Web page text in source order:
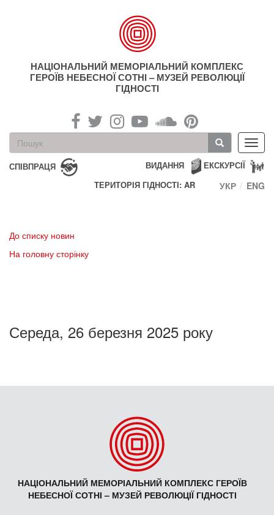
НАЦІОНАЛЬНИЙ МЕМОРІАЛЬНИЙ КОМПЛЕКС
ГЕРОЇВ НЕБЕСНОЇ СОТНІ – МУЗЕЙ РЕВОЛЮЦІЇ
ГІДНОСТІ
Пошукова
форма
Пошук
СПІВПРАЦЯ ЕКСКУРСІЇ
ВИДАННЯ
ТЕРИТОРІЯ ГІДНОСТІ: AR
УКР ENG
До списку новин
На головну сторінку
Середа, 26 березня 2025 року
НАЦІОНАЛЬНИЙ МЕМОРІАЛЬНИЙ КОМПЛЕКС ГЕРОЇВ
НЕБЕСНОЇ СОТНІ – МУЗЕЙ РЕВОЛЮЦІЇ ГІДНОСТІ